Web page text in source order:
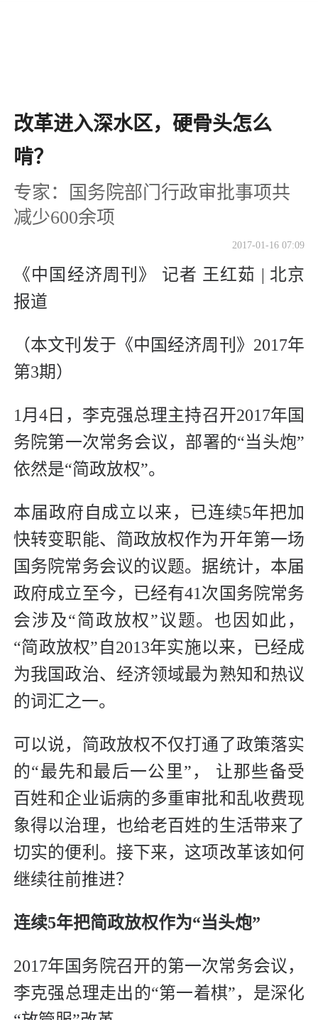
改革进入深水区，硬骨头怎么
啃？
专家：国务院部门行政审批事项共
减少600余项
2017-01-16 07:09
《中国经济周刊》 记者 王红茹 | 北京
报道
（本文刊发于《中国经济周刊》2017年
第3期）
1月4日，李克强总理主持召开2017年国
务院第一次常务会议，部署的“当头炮”
依然是“简政放权”。
本届政府自成立以来，已连续5年把加
快转变职能、简政放权作为开年第一场
国务院常务会议的议题。据统计，本届
政府成立至今，已经有41次国务院常务
会涉及“简政放权”议题。也因如此，
“简政放权”自2013年实施以来，已经成
为我国政治、经济领域最为熟知和热议
的词汇之一。
可以说，简政放权不仅打通了政策落实
的“最先和最后一公里”， 让那些备受
百姓和企业诟病的多重审批和乱收费现
象得以治理，也给老百姓的生活带来了
切实的便利。接下来，这项改革该如何
继续往前推进？
连续5年把简政放权作为“当头炮”
2017年国务院召开的第一次常务会议，
李克强总理走出的“第一着棋”，是深化